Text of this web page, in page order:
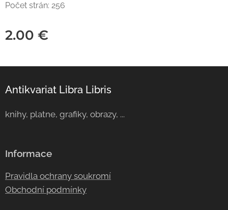
Počet strán: 256
2.00 €
Antikvariat Libra Libris
knihy, platne, grafiky, obrazy, ...
Informace
Pravidla ochrany soukromí
Obchodní podmínky